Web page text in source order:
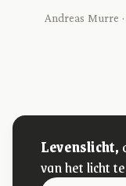
Andreas Murre
Levenslicht,
van het licht te